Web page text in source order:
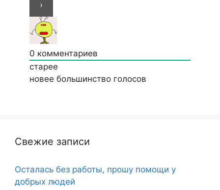
0 комментариев
старее
новее большинство голосов
Свежие записи
Осталась без работы, прошу помощи у
добрых людей